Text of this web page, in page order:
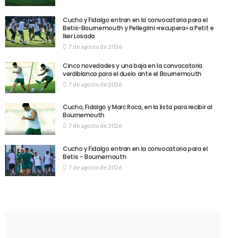
Cucho y Fidalgo entran en la convocatoria para el
Betis-Bournemouth y Pellegrini «recupera» a Petit e
Iker Losada
7 de agosto de 2026
Cinco novedades y una baja en la convocatoria
verdiblanca para el duelo ante el Bournemouth
7 de agosto de 2026
Cucho, Fidalgo y Marc Roca, en la lista para recibir al
Bournemouth
7 de agosto de 2026
Cucho y Fidalgo entran en la convocatoria para el
Betis – Bournemouth
7 de agosto de 2026